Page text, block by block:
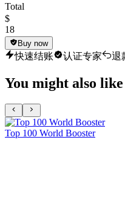
Total
$
18
Buy now
快速结账 认证专家 退
You might also like
Top 100 World Booster